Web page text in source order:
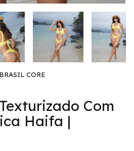
BRASIL CORE
Com
Haifa |